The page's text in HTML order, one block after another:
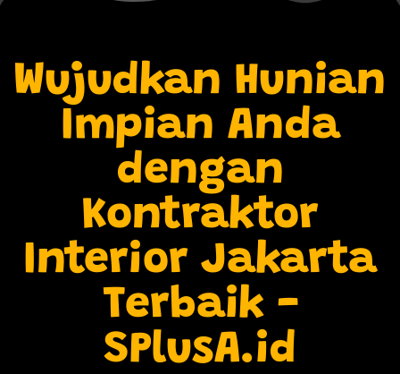
Wujudkan Hunian
Impian Anda
dengan
Kontraktor
Interior Jakarta
Terbaik -
SPlusA.id